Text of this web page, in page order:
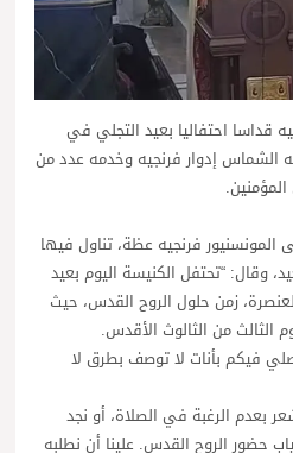
قداسا احتفاليا بعيد التجلي في
الشماس إدوار فرنجيه وخدمه عدد من
المونسنيور فرنجيه عظة، تناول فيها
وقال: “تحتفل الكنيسة اليوم بعيد
زمن حلول الروح القدس، حيث
الثالث من الثالوث الأقدس.
فيكم بأنات لا توصف بطرق لا
بعدم الرغبة في الصلاة، أو نجد
حضور الروح القدس. علينا أن نطلبه